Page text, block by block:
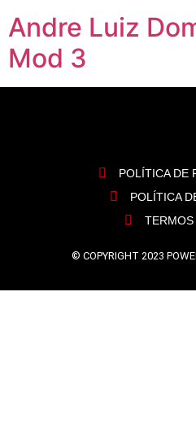
Andre Luiz
Mod 3
POLÍTICA DE
POLÍTICA
© COPYRIGHT 2023